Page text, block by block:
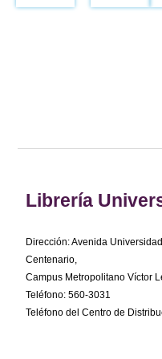
Librería
Dirección: Avenida
Centenario,
Campus Metropolitano Víctor
Teléfono: 560-3031
Teléfono del Centro de